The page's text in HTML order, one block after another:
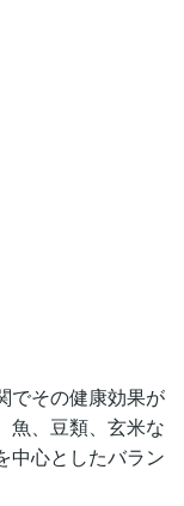
でその健康効果が
魚、豆類、玄米な
中心としたバラン